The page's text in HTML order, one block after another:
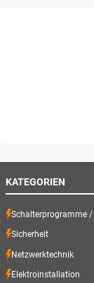
KATEGORIEN
Schalterprogramme /
Sicherheit
Netzwerktechnik
Elektroinstallation